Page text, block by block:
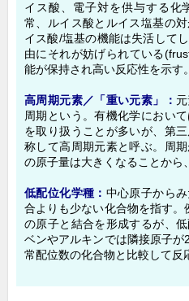
イス酸、電子対を供与する化
常、ルイス酸とルイス塩基の
イス酸/塩基の機能は失活して
由にそれが妨げられている
能が保持され高い反応性を示す。
高周期元素／「重い元素」：
周期という。有機化学におい
を取り扱うことが多いが、第
称して高周期元素と呼ぶ。周
の原子量は大きくなることから
低配位化学種： 中心原子から
合よりも少ない化合物を指す
の原子と結合を形成するが、
ベンやアルキンでは隣接原子
常配位数の化合物と比較して反